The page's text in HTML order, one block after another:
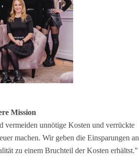
Mission
vermeiden unnötige Kosten und verrückte
machen. Wir geben die Einsparungen an
zu einem Bruchteil der Kosten erhältst."